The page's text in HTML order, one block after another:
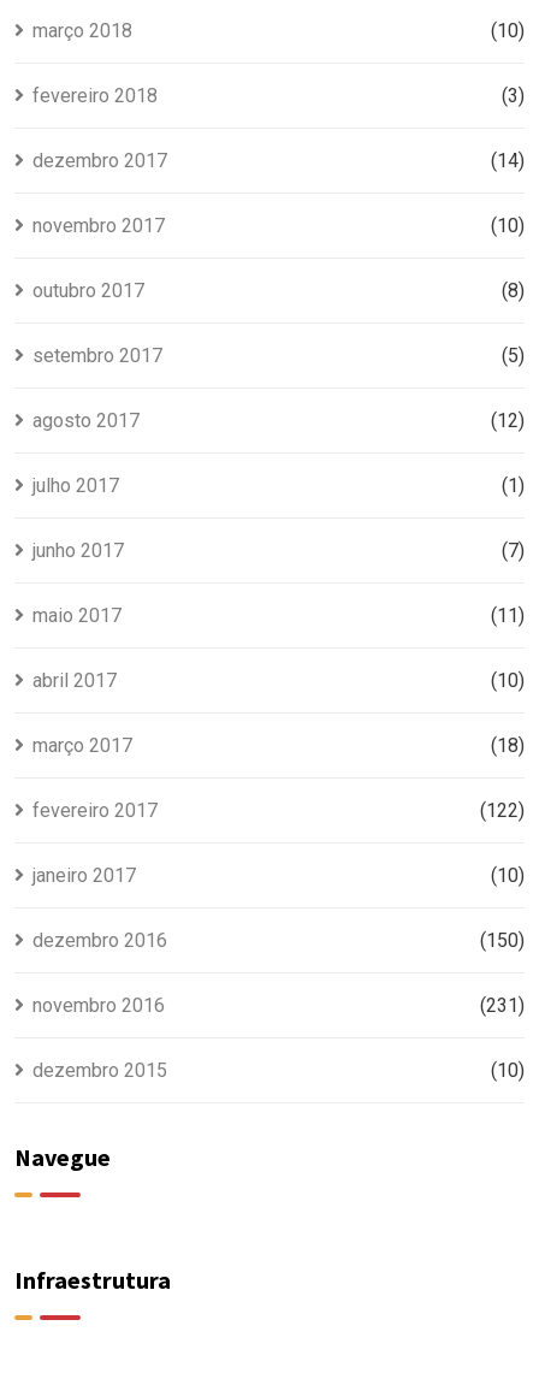
março 2018 (10)
fevereiro 2018 (3)
dezembro 2017 (14)
novembro 2017 (10)
outubro 2017 (8)
setembro 2017 (5)
agosto 2017 (12)
julho 2017 (1)
junho 2017 (7)
maio 2017 (11)
abril 2017 (10)
março 2017 (18)
fevereiro 2017 (122)
janeiro 2017 (10)
dezembro 2016 (150)
novembro 2016 (231)
dezembro 2015 (10)
Navegue
Infraestrutura